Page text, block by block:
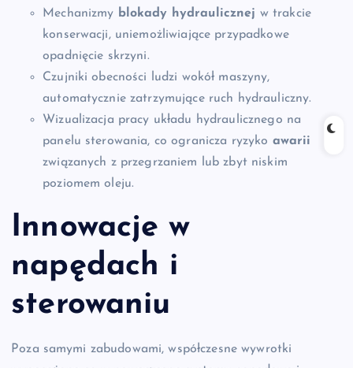
Mechanizmy blokady hydraulicznej w trakcie
konserwacji, uniemożliwiające przypadkowe
opadnięcie skrzyni.
Czujniki obecności ludzi wokół maszyny,
automatycznie zatrzymujące ruch hydrauliczny.
Wizualizacja pracy układu hydraulicznego na
panelu sterowania, co ogranicza ryzyko awarii
związanych z przegrzaniem lub zbyt niskim
poziomem oleju.
Innowacje w
napędach i
sterowaniu
Poza samymi zabudowami, współczesne wywrotki